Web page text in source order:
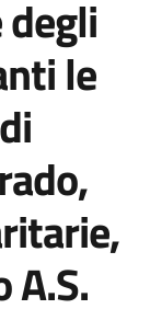
le
A.S.